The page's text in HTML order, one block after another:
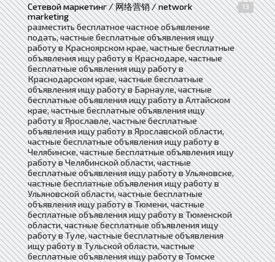
Сетевой маркетинг / 网络营销 / network
marketing
13
разместить бесплатное частное объявление
подать, частные бесплатные объявления ищу
работу в Красноярском крае, частные бесплатные
объявления ищу работу в Краснодаре, частные
бесплатные объявления ищу работу в
Краснодарском крае, частные бесплатные
объявления ищу работу в Барнауле, частные
бесплатные объявления ищу работу в Алтайском
крае, частные бесплатные объявления ищу
работу в Ярославле, частные бесплатные
объявления ищу работу в Ярославской области,
частные бесплатные объявления ищу работу в
Челябинске, частные бесплатные объявления ищу
работу в Челябинской области, частные
бесплатные объявления ищу работу в Ульяновске,
частные бесплатные объявления ищу работу в
Ульяновской области, частные бесплатные
объявления ищу работу в Тюмени, частные
бесплатные объявления ищу работу в Тюменской
области, частные бесплатные объявления ищу
работу в Туле, частные бесплатные объявления
ищу работу в Тульской области, частные
бесплатные объявления ищу работу в Томске